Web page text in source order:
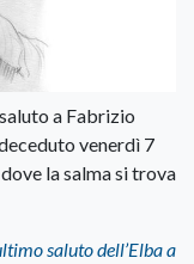
a Fabrizio
venerdì 7
la salma si trova
saluto dell’Elba a